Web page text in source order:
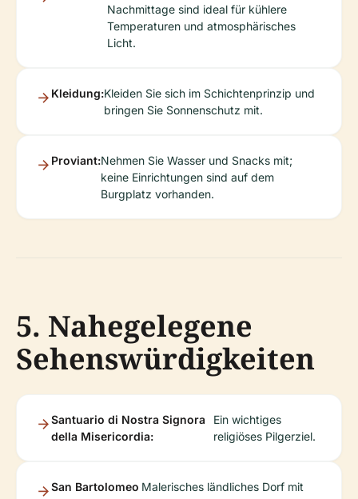
Nachmittage sind ideal für kühlere
Temperaturen und atmosphärisches
Licht.
Kleidung:Kleiden Sie sich im Schichtenprinzip und
bringen Sie Sonnenschutz mit.
Proviant:Nehmen Sie Wasser und Snacks mit;
keine Einrichtungen sind auf dem
Burgplatz vorhanden.
5. Nahegelegene
Sehenswürdigkeiten
Santuario di Nostra Signora
della Misericordia:
Ein wichtiges
religiöses Pilgerziel.
San Bartolomeo Malerisches ländliches Dorf mit